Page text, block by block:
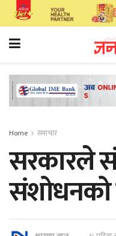
Home समाचार
सरकारले
संशोधनको